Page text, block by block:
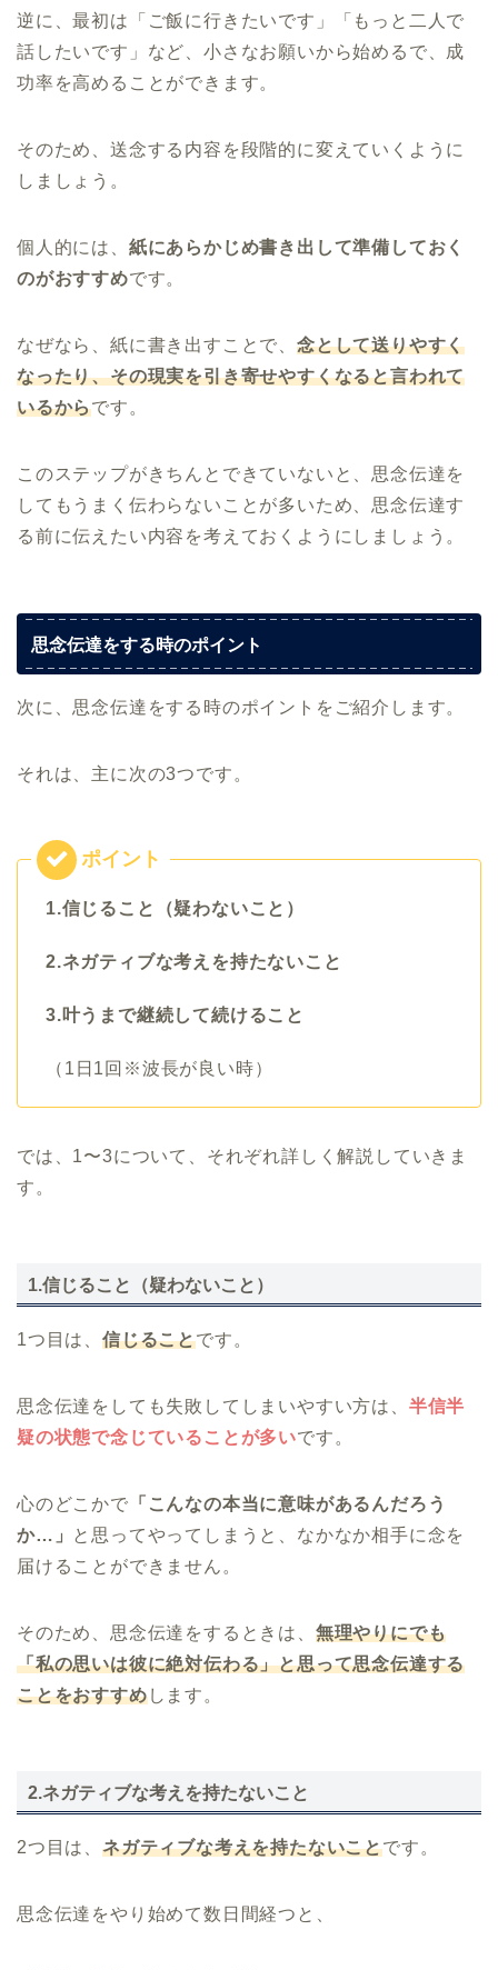
逆に、最初は「ご飯に行きたいです」「もっと二人で
話したいです」など、小さなお願いから始めるで、成
功率を高めることができます。
そのため、送念する内容を段階的に変えていくように
しましょう。
個人的には、 紙にあらかじめ書き出して準備しておく
のがおすすめです。
なぜなら、紙に書き出すことで、念として送りやすく
なったり、その現実を引き寄せやすくなると言われて
いるからです。
このステップがきちんとできていないと、思念伝達を
してもうまく伝わらないことが多いため、思念伝達す
る前に伝えたい内容を考えておくようにしましょう。
思念伝達をする時のポイント
次に、思念伝達をする時のポイントをご紹介します。
それは、主に次の3つです。
1.信じること（疑わないこと）
2.ネガティブな考えを持たないこと
3.叶うまで継続して続けること
（1日1回※波長が良い時）
では、1〜3について、それぞれ詳しく解説していきま
す。
1.信じること（疑わないこと）
1つ目は、 信じることです。
思念伝達をしても失敗してしまいやすい方は、 半信半
疑の状態で念じていることが多いです。
心のどこかで 「こんなの本当に意味があるんだろう
か…」 と思ってやってしまうと、なかなか相手に念を
届けることができません。
そのため、思念伝達をするときは、 無理やりにでも
「私の思いは彼に絶対伝わる」と思って思念伝達する
ことをおすすめします。
2.ネガティブな考えを持たないこと
2つ目は、 ネガティブな考えを持たないことです。
思念伝達をやり始めて数日間経つと、